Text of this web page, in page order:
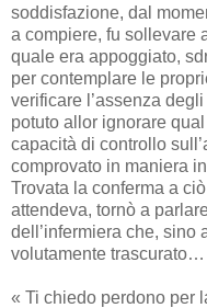
soddisfazione, dal
a compiere, fu sollevare
quale era appoggiato,
per contemplare le
verificare l’assenza
potuto allor ignorare
capacità di controllo
comprovato in maniera
Trovata la conferma a
attendeva, tornò a
dell’infermiera che, sino
volutamente trascurato…
« Ti chiedo perdono per